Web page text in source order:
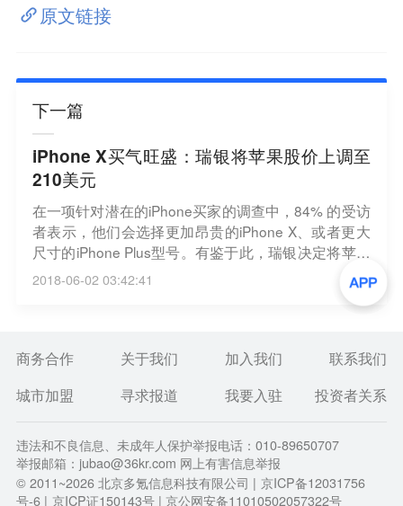
原文链接
下一篇
iPhone X买气旺盛：瑞银将苹果股价上调至
210美元
在一项针对潜在的iPhone买家的调查中，84% 的受访
者表示，他们会选择更加昂贵的iPhone X、或者更大
尺寸的iPhone Plus型号。有鉴于此，瑞银决定将苹果
公司的股票目标价上调至 210 美元。本次调查走访了
6700位智能机用户，结果看到了人们对于iPhone X和
2018-06-02 03:42:41
商务合作 关于我们 加入我们
联系我们
城市加盟
寻求报道 我要入驻 投资者关系
违法和不良信息、未成年人保护举报电话：010-89650707
举报邮箱：jubao@36kr.com 网上有害信息举报
© 2011~2026北京多氪信息科技有限公司 | 京ICP备12031756
号-6 | 京ICP证150143号 | 京公网安备11010502057322号